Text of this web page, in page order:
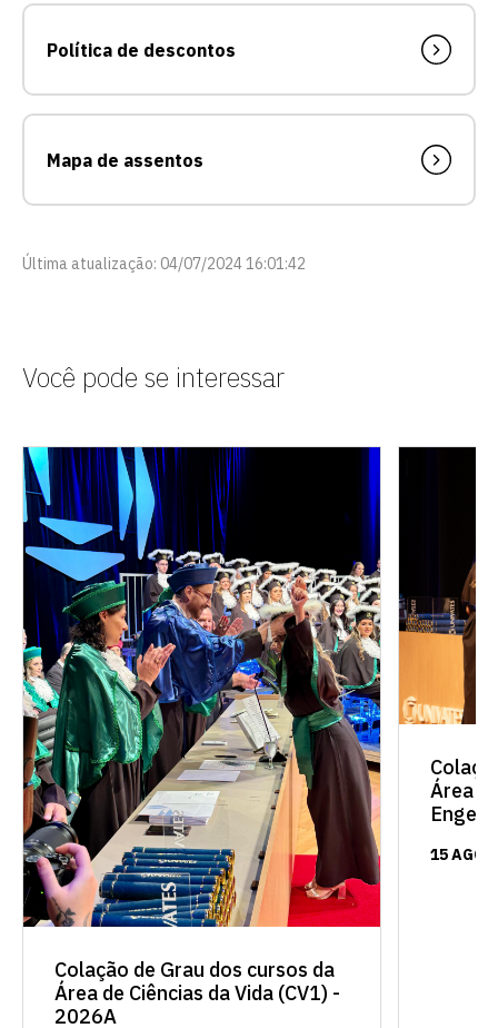
Política de descontos
Mapa de assentos
Última atualização: 04/07/2024 16:01:42
Você pode se interessar
Colação de Grau dos cursos da
Área de Ciências da Vida (CV1) -
2026A
Área
15 AGO